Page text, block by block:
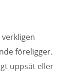
föreligger.
uppsåt eller